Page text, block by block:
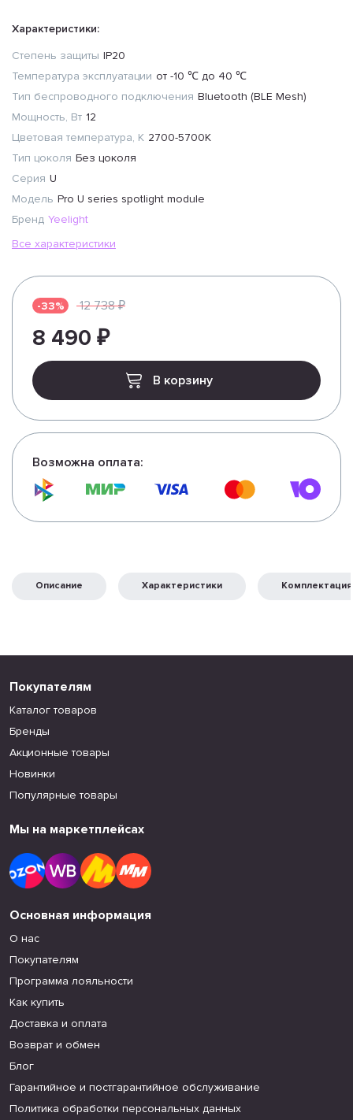
Характеристики:
Степень защиты IP20
Температура эксплуатации от -10 ℃ до 40 ℃
Тип беспроводного подключения Bluetooth (BLE Mesh)
Мощность, Вт 12
Цветовая температура, К 2700-5700K
Тип цоколя Без цоколя
Серия U
Модель Pro U series spotlight module
Бренд Yeelight
Все характеристики
-33% 12 738 ₽
8 490 ₽
В корзину
Возможна оплата:
Описание Характеристики Комплектация
Покупателям
Каталог товаров
Бренды
Акционные товары
Новинки
Популярные товары
Мы на маркетплейсах
Основная информация
О нас
Покупателям
Программа лояльности
Как купить
Доставка и оплата
Возврат и обмен
Блог
Гарантийное и постгарантийное обслуживание
Политика обработки персональных данных